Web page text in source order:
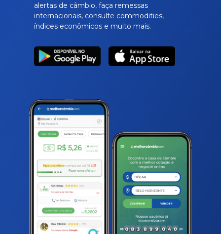
alertas de câmbio, faça remessas
internacionais, consulte commodities,
índices econômicos e muito mais.